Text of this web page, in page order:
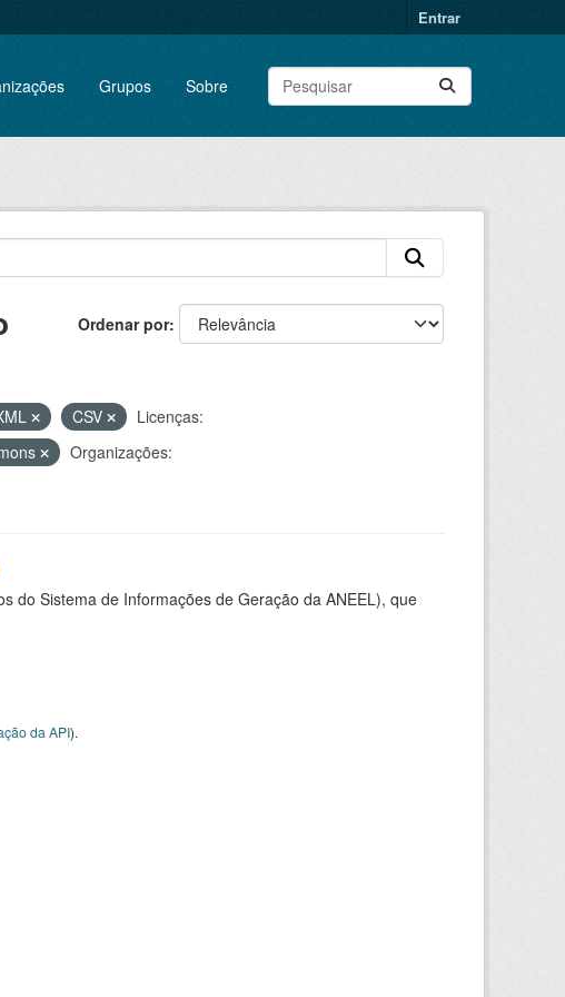
Entrar
Grupos Sobre
Ordenar por
CSV
Licenças:
Organizações:
do Sistema de Informações de Geração da ANEEL), que
da API).